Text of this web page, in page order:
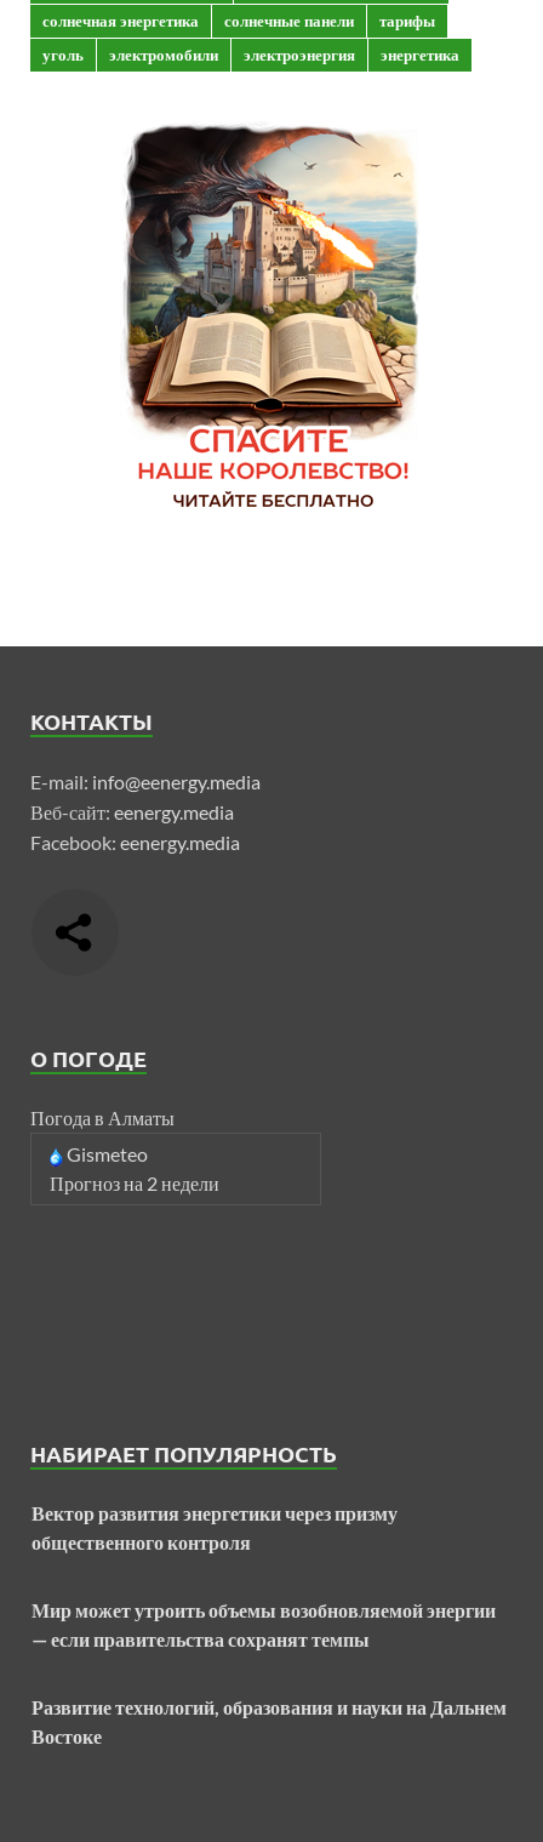
солнечная энергетика
солнечные панели
тарифы
уголь
электромобили электроэнергия энергетика
КОНТАКТЫ
E-mail: info@eenergy.media
Веб-сайт: eenergy.media
Facebook: eenergy.media
О ПОГОДЕ
Погода в Алматы
Gismeteo
Прогноз на 2 недели
НАБИРАЕТ ПОПУЛЯРНОСТЬ
Вектор развития энергетики через призму
общественного контроля
Мир может утроить объемы возобновляемой энергии
— если правительства сохранят темпы
Развитие технологий, образования и науки на Дальнем
Востоке